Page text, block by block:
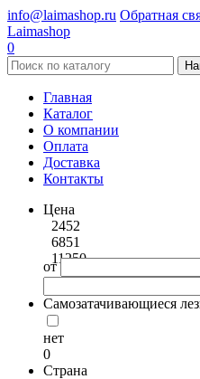
info@laimashop.ru Обратная
Laimashop
0
Главная
Каталог
О компании
Оплата
Доставка
Контакты
Цена
2452
6851
11250
от
Самозатачивающиеся
нет
0
Страна